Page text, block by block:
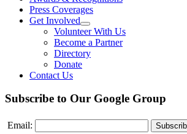
Press Coverages
Get Involved
Volunteer With Us
Become a Partner
Directory
Donate
Contact Us
Subscribe to Our Google Group
Email: